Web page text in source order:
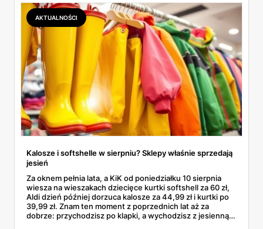
podróbki. Spisałam wszystko, czego się dowiedziałam —
łącznie z jedną wpadką, o której za chwilę.
AKTUALNOŚCI
Kalosze i softshelle w sierpniu? Sklepy właśnie sprzedają
jesień
Za oknem pełnia lata, a KiK od poniedziałku 10 sierpnia
wiesza na wieszakach dziecięce kurtki softshell za 60 zł,
Aldi dzień później dorzuca kalosze za 44,99 zł i kurtki po
39,99 zł. Znam ten moment z poprzednich lat aż za
dobrze: przychodzisz po klapki, a wychodzisz z jesienną